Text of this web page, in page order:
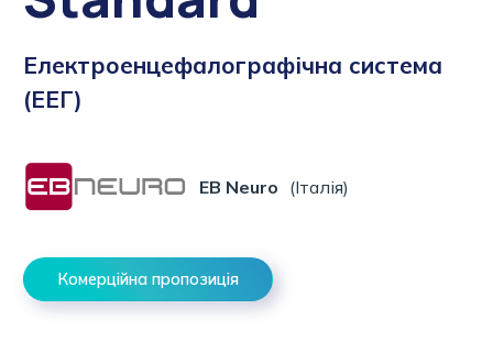
Електроенцефалографічна система
(ЕЕГ)
EB Neuro (Італія)
Комерційна пропозиція